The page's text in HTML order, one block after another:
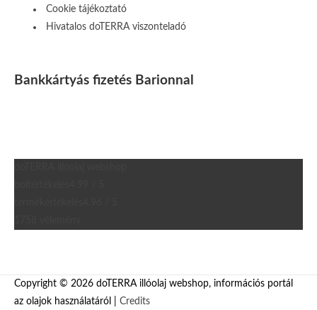
Cookie tájékoztató
Hivatalos doTERRA viszonteladó
Bankkártyás fizetés Barionnal
Copyright © 2026 doTERRA illóolaj webshop, információs portál
az olajok használatáról
Credits